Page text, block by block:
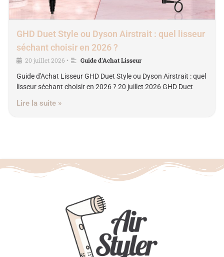
GHD Duet Style ou Dyson Airstrait : quel lisseur
séchant choisir en 2026 ?
20 juillet 2026 •
Guide d'Achat Lisseur
Guide d'Achat Lisseur GHD Duet Style ou Dyson Airstrait : quel
lisseur séchant choisir en 2026 ? 20 juillet 2026 GHD Duet
Lire la suite »